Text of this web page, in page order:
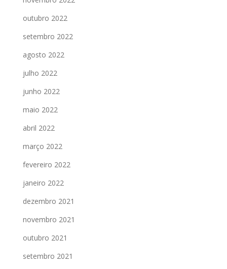
outubro 2022
setembro 2022
agosto 2022
julho 2022
junho 2022
maio 2022
abril 2022
março 2022
fevereiro 2022
janeiro 2022
dezembro 2021
novembro 2021
outubro 2021
setembro 2021